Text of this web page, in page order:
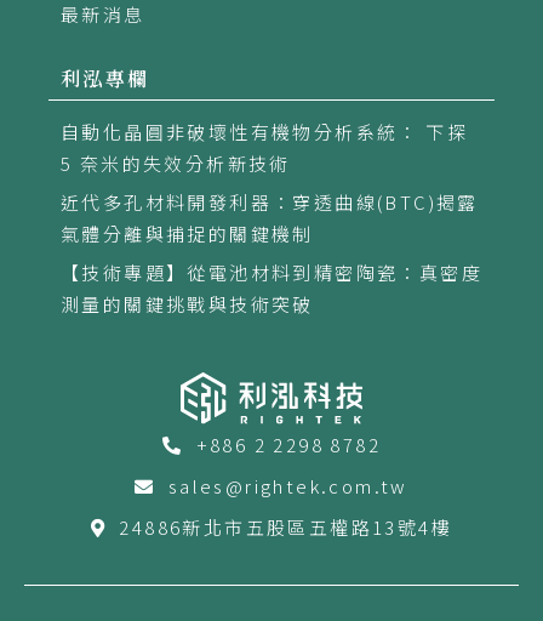
最新消息
利泓專欄
自動化晶圓非破壞性有機物分析系統： 下探
5 奈米的失效分析新技術
近代多孔材料開發利器：穿透曲線(BTC)揭露
氣體分離與捕捉的關鍵機制
【技術專題】從電池材料到精密陶瓷：真密度
測量的關鍵挑戰與技術突破
+886 2 2298 8782
sales@rightek.com.tw
24886新北市五股區五權路13號4樓